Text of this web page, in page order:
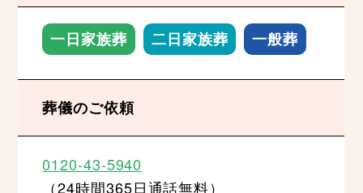
一日家族葬 二日家族葬 一般葬
葬儀のご依頼
0120-43-5940
（24時間365日通話無料）